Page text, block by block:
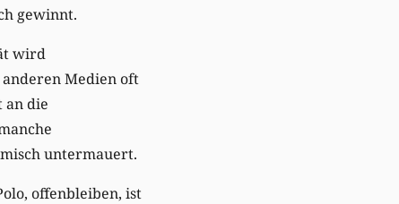
gewinnt.
wird
anderen Medien oft
an die
untermauert.
offenbleiben, ist